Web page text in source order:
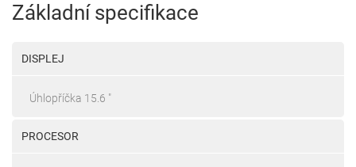
Základní specifikace
DISPLEJ
Úhlopříčka 15.6 "
PROCESOR